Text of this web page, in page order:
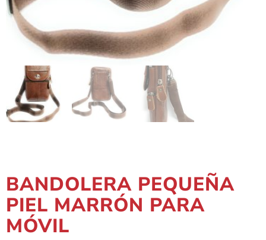
BANDOLERA PEQUEÑA
PIEL MARRÓN PARA
MÓVIL